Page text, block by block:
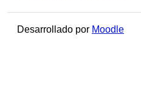
Desarrollado por Moodle